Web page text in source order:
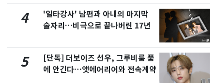
4
'일타강사' 남편과 아내의 마지막
술자리…비극으로 끝나버린 17년
5
[단독] 더보이즈 선우, 그루비룸 품
에 안긴다…앳에어리어와 전속계약